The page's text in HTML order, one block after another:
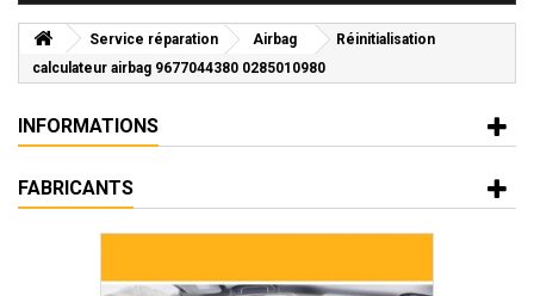
Service réparation Airbag
Réinitialisation
calculateur airbag 9677044380 0285010980
INFORMATIONS
FABRICANTS